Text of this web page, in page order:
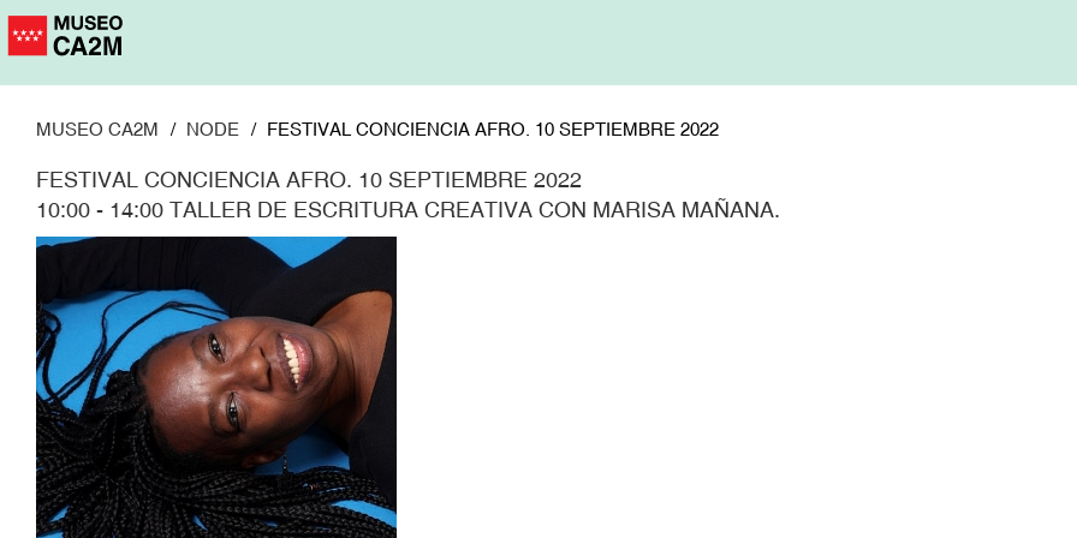
Pasar
MUSEO CA2M NODE FESTIVAL CONCIENCIA AFRO. 10 SEPTIEMBRE 2022
FESTIVAL CONCIENCIA AFRO. 10 SEPTIEMBRE 2022
10:00 - 14:00 TALLER DE ESCRITURA CREATIVA CON MARISA MAÑANA.